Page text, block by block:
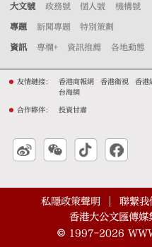
大文號 政務號 個人號 機構號
專題 新聞專題 特別策劃
資訊 專欄+ 資訊推薦 各地動態
友情鏈接： 香港商報網 香港衛視 香港
台海網
合作夥伴： 投資甘肅
私隱政策聲明 聯繫我
香港大公文匯傳
© 1997-2026